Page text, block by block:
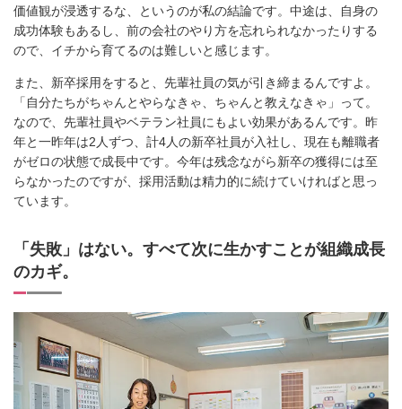
価値観が浸透するな、というのが私の結論です。中途は、自身の
成功体験もあるし、前の会社のやり方を忘れられなかったりする
ので、イチから育てるのは難しいと感じます。
また、新卒採用をすると、先輩社員の気が引き締まるんですよ。
「自分たちがちゃんとやらなきゃ、ちゃんと教えなきゃ」って。
なので、先輩社員やベテラン社員にもよい効果があるんです。昨
年と一昨年は2人ずつ、計4人の新卒社員が入社し、現在も離職者
がゼロの状態で成長中です。今年は残念ながら新卒の獲得には至
らなかったのですが、採用活動は精力的に続けていければと思っ
ています。
「失敗」はない。すべて次に生かすことが組織成長
のカギ。